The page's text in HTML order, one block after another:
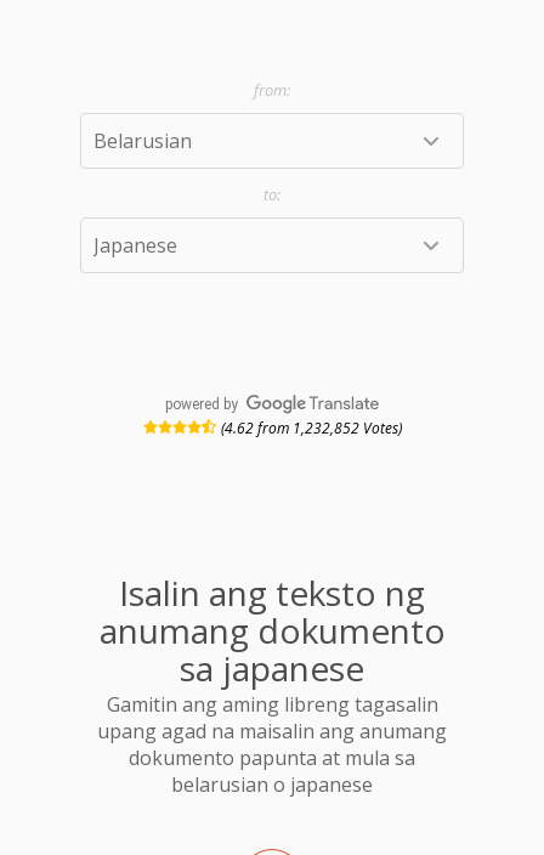
powered by
(4.62 from 1,232,852 Votes)
Isalin ang teksto ng
anumang dokumento
sa japanese
Gamitin ang aming libreng tagasalin
upang agad na maisalin ang anumang
dokumento papunta at mula sa
belarusian o japanese